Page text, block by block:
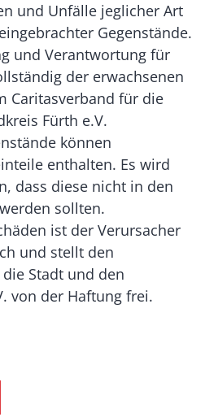
und Unfälle jeglicher Art
Gegenstände.
und Verantwortung für
der erwachsenen
Caritasverband für die
Fürth e.V.
können
enthalten. Es wird
dass diese nicht in den
sollten.
ist der Verursacher
und stellt den
Stadt und den
von der Haftung frei.